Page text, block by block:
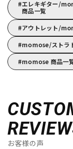
エレキギター/
商品一覧
アウトレット/
momose/ストラ
momose 商品一
お客様の声